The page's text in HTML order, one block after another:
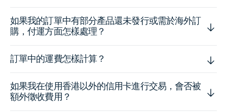
如果我的訂單中有部分產品還未發行或需於海外訂
購，付運方面怎樣處理？
訂單中的運費怎樣計算？
如果我在使用香港以外的信用卡進行交易，會否被
額外徵收費用？